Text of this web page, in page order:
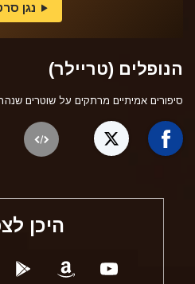
נגן
הנופלים (טריילר)
סיפורים אמיתיים מרתקים על שוטרים
היכן